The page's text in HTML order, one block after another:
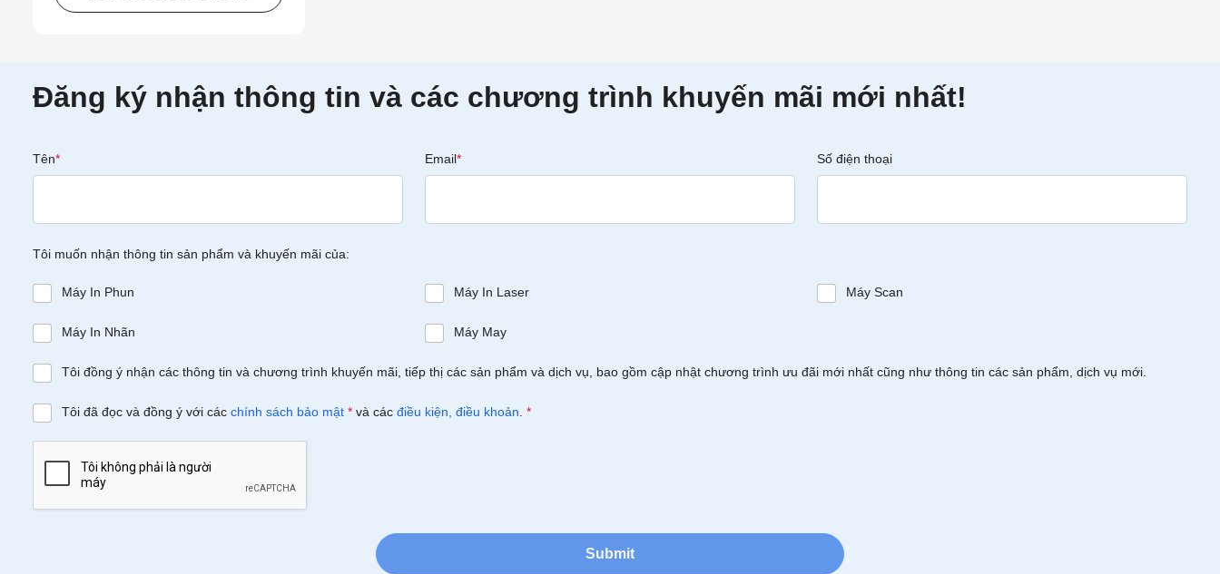
Đăng ký nhận thông tin và các chương trình khuyến mãi mới nhất!
Tên* Email* Số điện thoại
Tôi muốn nhận thông tin sản phẩm và khuyến mãi của:
Máy In Phun Máy In Laser Máy Scan
Máy In Nhãn Máy May
Tôi đồng ý nhận các thông tin và chương trình khuyến mãi, tiếp thị các sản phẩm và dịch vụ, bao gồm cập nhật chương trình ưu đãi mới nhất cũng như thông tin các sản phẩm, dịch vụ mới.
Tôi đã đọc và đồng ý với các chính sách bảo mật * và các điều kiện, điều khoản *
Submit